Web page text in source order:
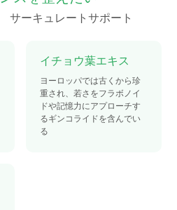
サーキュレートサポート
イチョウ葉エキス
ヨーロッパでは古くから珍
重され、若さをフラボノイ
ドや記憶力にアプローチす
るギンコライドを含んでい
る